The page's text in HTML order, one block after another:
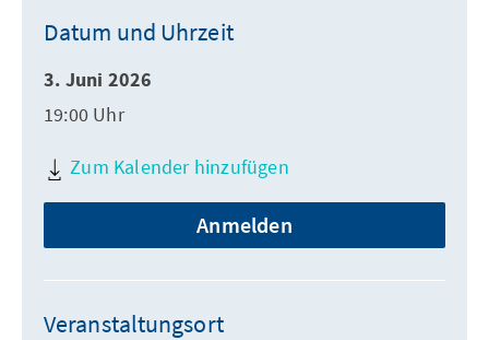
Datum und Uhrzeit
3. Juni 2026
19:00 Uhr
Zum Kalender hinzufügen
Anmelden
Veranstaltungsort